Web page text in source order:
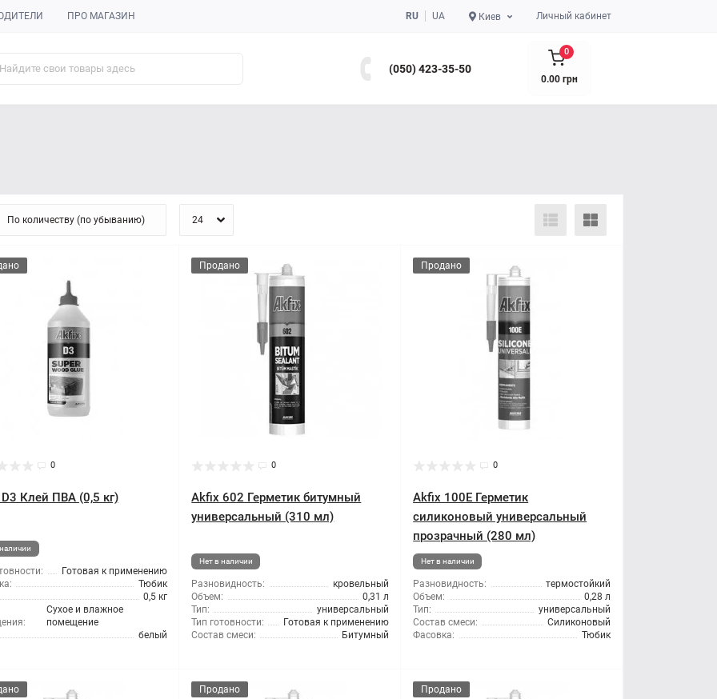
ПРО МАГАЗИН RU UA Киев Личный кабинет
(050) 423-35-50
0
0.00 грн
0
Клей ПВА (0,5 кг)
Готовая к применению
Тюбик
0,5 кг
Сухое и влажное
помещение
белый
Продано
0
Akfix 602 Герметик битумный
универсальный (310 мл)
Нет в наличии
Разновидность:
кровельный
Объем:
0,31 л
Тип:
универсальный
Тип готовности:
Готовая к применению
Состав смеси:
Битумный
Продано
0
Akfix 100E Герметик
силиконовый универсальный
прозрачный (280 мл)
Нет в наличии
Разновидность:
термостойкий
Объем:
0,28 л
Тип:
универсальный
Состав смеси:
Силиконовый
Фасовка:
Тюбик
Продано Продано